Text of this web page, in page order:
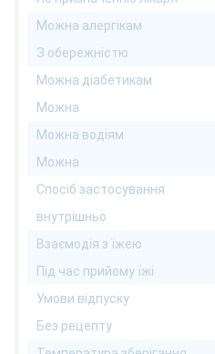
Можна алергікам
З обережністю
Можна діабетикам
Можна
Можна водіям
Можна
Спосіб застосування
внутрішньо
Взаємодія з їжею
Під час прийому їжі
Умови відпуску
Без рецепту